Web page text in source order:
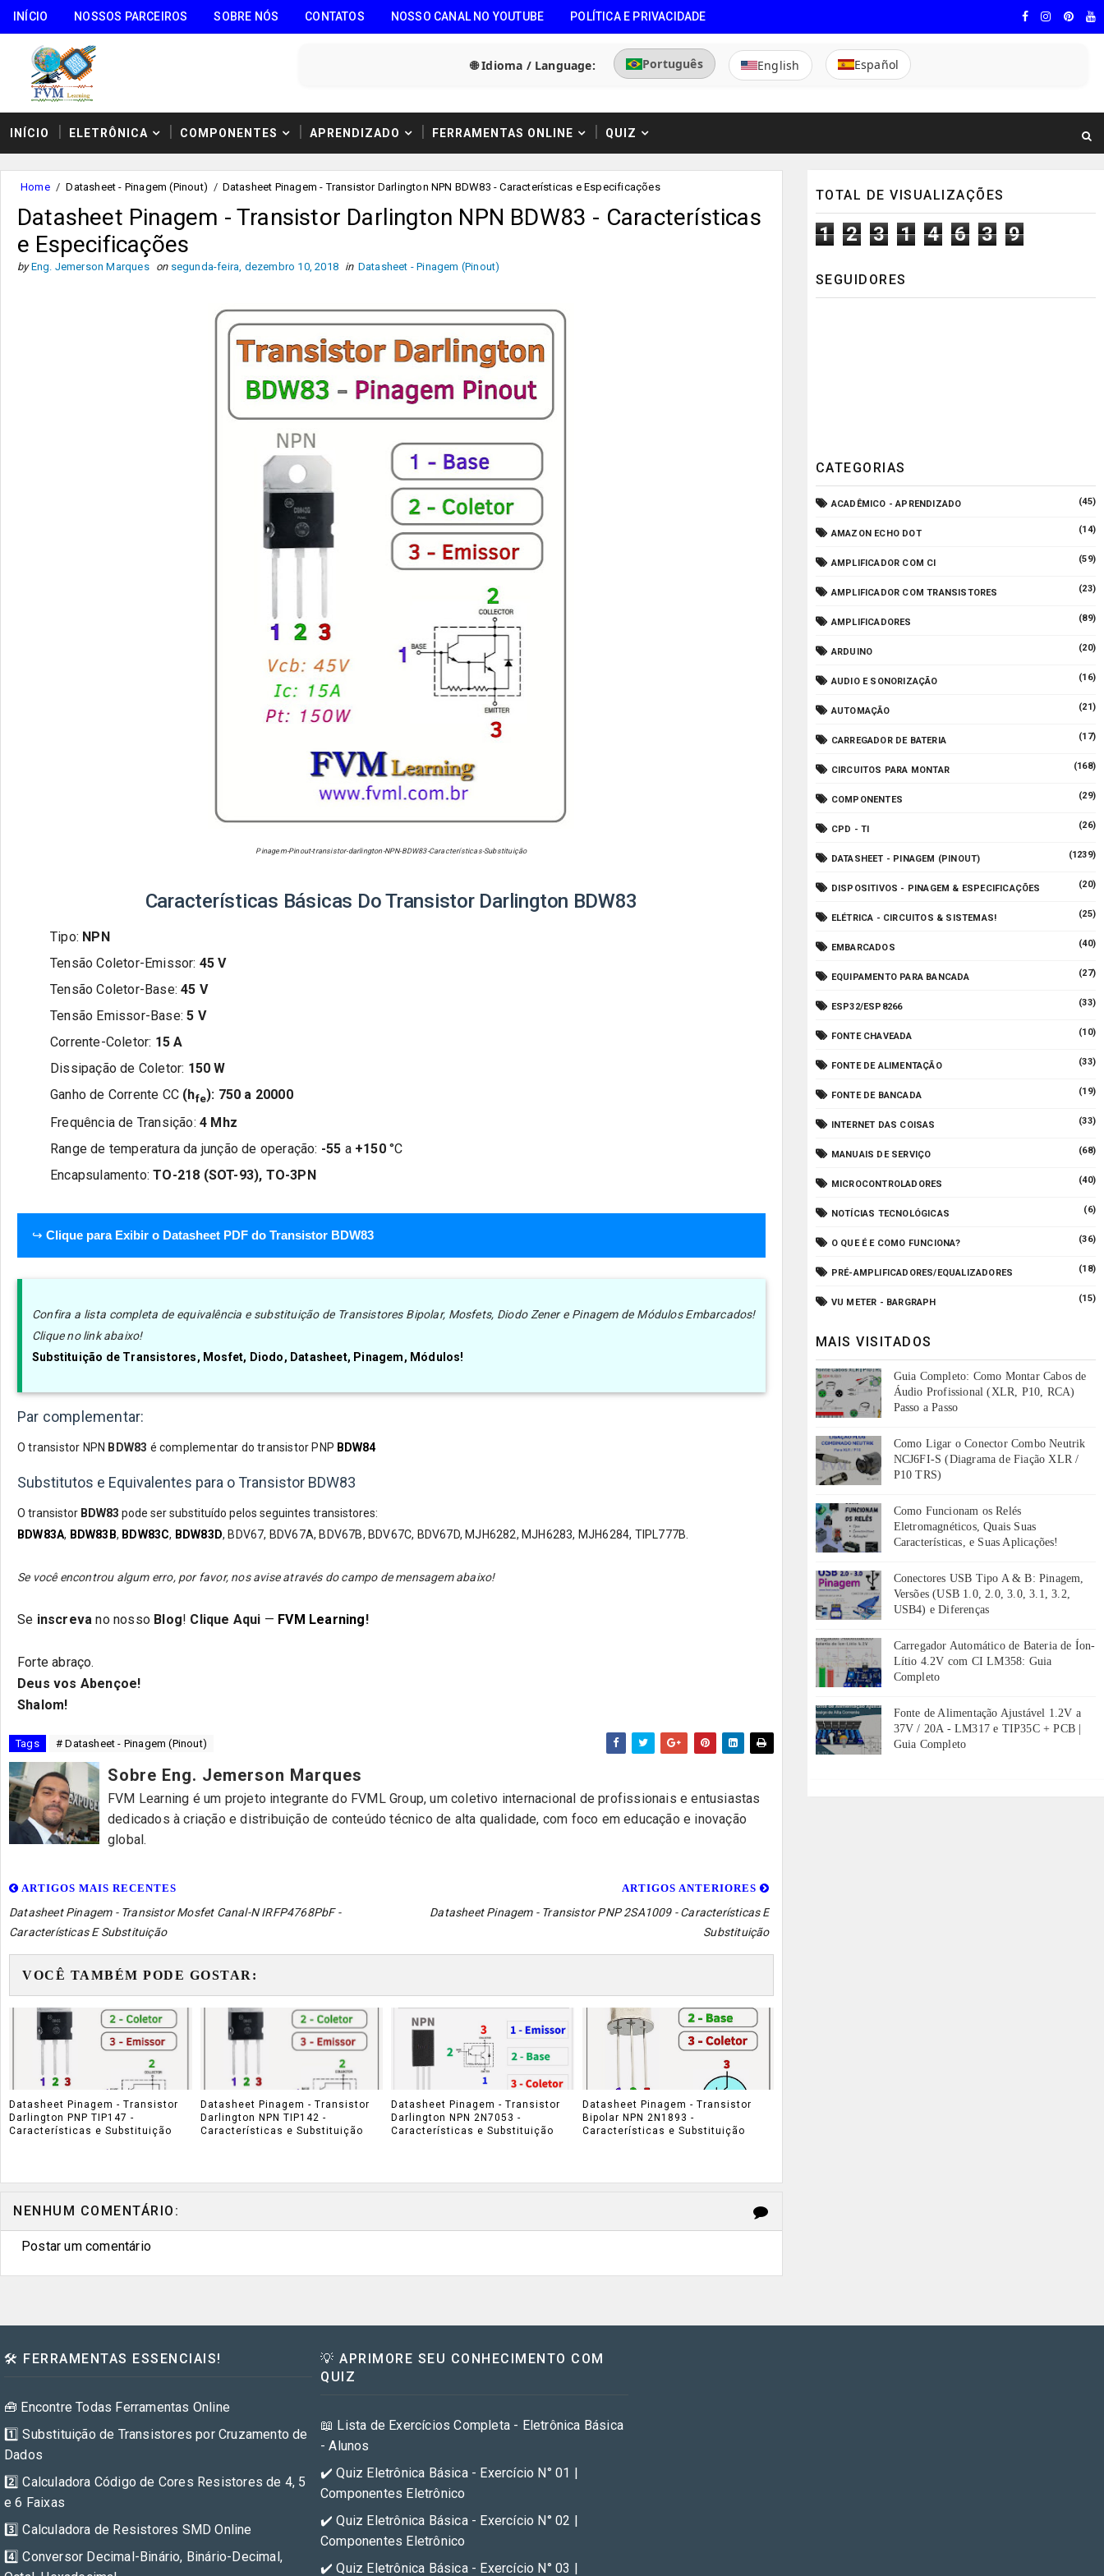
INÍCIO NOSSOS PARCEIROS SOBRE NÓS CONTATOS NOSSO CANAL NO YOUTUBE POLÍTICA E PRIVACIDADE
🌐 Idioma / Language: Português English Español
INÍCIO ELETRÔNICA COMPONENTES APRENDIZADO FERRAMENTAS ONLINE QUIZ
Home / Datasheet - Pinagem (Pinout) / Datasheet Pinagem - Transistor Darlington NPN BDW83 - Características e Especificações
Datasheet Pinagem - Transistor Darlington NPN BDW83 - Características
e Especificações
by Eng. Jemerson Marques on segunda-feira, dezembro 10, 2018 in Datasheet - Pinagem (Pinout)
Pinagem-Pinout-transistor-darlington-NPN-BDW83-Características-Substituição
Características Básicas Do Transistor Darlington BDW83
Tipo: NPN
Tensão Coletor-Emissor: 45 V
Tensão Coletor-Base:45 V
Tensão Emissor-Base:5 V
Corrente-Coletor: 15 A
Dissipação de Coletor: 150 W
Ganho de Corrente CC (hfe): 750 a 20000
Frequência de Transição: 4 Mhz
Range de temperatura da junção de operação: -55 a+150°C
Encapsulamento:TO-218 (SOT-93), TO-3PN
↪ Clique para Exibir o Datasheet PDF do Transistor BDW83
Confira a lista completa de equivalência e substituição de Transistores Bipolar, Mosfets, Diodo Zener e Pinagem de Módulos Embarcados!
Clique no link abaixo!
Substituição de Transistores, Mosfet, Diodo, Datasheet, Pinagem, Módulos!
Par complementar:
O transistor NPN BDW83 é complementar do transistor PNP BDW84
Substitutos e Equivalentes para o Transistor BDW83
O transistor BDW83 pode ser substituído pelos seguintes transistores:
BDW83A, BDW83B, BDW83C, BDW83D, BDV67, BDV67A, BDV67B, BDV67C, BDV67D, MJH6282, MJH6283, MJH6284, TIPL777B.
Se você encontrou algum erro, por favor, nos avise através do campo de mensagem abaixo!
Se inscreva no nosso Blog! Clique Aqui — FVM Learning!
Forte abraço.
Deus vos Abençoe!
Shalom!
Tags # Datasheet - Pinagem (Pinout)
Sobre Eng. Jemerson Marques
FVM Learning é um projeto integrante do FVML Group, um coletivo internacional de profissionais e entusiastas
dedicados à criação e distribuição de conteúdo técnico de alta qualidade, com foco em educação e inovação
global.
ARTIGOS MAIS RECENTES
Datasheet Pinagem - Transistor Mosfet Canal-N IRFP4768PbF -
Características E Substituição
ARTIGOS ANTERIORES
Datasheet Pinagem - Transistor PNP 2SA1009 - Características E
Substituição
VOCÊ TAMBÉM PODE GOSTAR:
Datasheet Pinagem - Transistor
Darlington PNP TIP147 -
Características e Substituição
Datasheet Pinagem - Transistor
Darlington NPN TIP142 -
Características e Substituição
Datasheet Pinagem - Transistor
Darlington NPN 2N7053 -
Características e Substituição
Datasheet Pinagem - Transistor
Bipolar NPN 2N1893 -
Características e Substituição
NENHUM COMENTÁRIO:
Postar um comentário
TOTAL DE VISUALIZAÇÕES
1 2 3 1 4 6 3 9
SEGUIDORES
CATEGORIAS
ACADÊMICO - APRENDIZADO (45)
AMAZON ECHO DOT (14)
AMPLIFICADOR COM CI (59)
AMPLIFICADOR COM TRANSISTORES (23)
AMPLIFICADORES (89)
ARDUINO (20)
AUDIO E SONORIZAÇÃO (16)
AUTOMAÇÃO (21)
CARREGADOR DE BATERIA (17)
CIRCUITOS PARA MONTAR (168)
COMPONENTES (29)
CPD - TI (26)
DATASHEET - PINAGEM (PINOUT) (1239)
DISPOSITIVOS - PINAGEM & ESPECIFICAÇÕES (20)
ELÉTRICA - CIRCUITOS & SISTEMAS! (25)
EMBARCADOS (40)
EQUIPAMENTO PARA BANCADA (27)
ESP32/ESP8266 (33)
FONTE CHAVEADA (10)
FONTE DE ALIMENTAÇÃO (33)
FONTE DE BANCADA (19)
INTERNET DAS COISAS (33)
MANUAIS DE SERVIÇO (68)
MICROCONTROLADORES (40)
NOTÍCIAS TECNOLÓGICAS (6)
O QUE É E COMO FUNCIONA? (36)
PRÉ-AMPLIFICADORES/EQUALIZADORES (18)
VU METER - BARGRAPH (15)
MAIS VISITADOS
Guia Completo: Como Montar Cabos de
Áudio Profissional (XLR, P10, RCA)
Passo a Passo
Como Ligar o Conector Combo Neutrik
NCJ6FI-S (Diagrama de Fiação XLR /
P10 TRS)
Como Funcionam os Relés
Eletromagnéticos, Quais Suas
Características, e Suas Aplicações!
Conectores USB Tipo A & B: Pinagem,
Versões (USB 1.0, 2.0, 3.0, 3.1, 3.2,
USB4) e Diferenças
Carregador Automático de Bateria de Íon-
Lítio 4.2V com CI LM358: Guia
Completo
Fonte de Alimentação Ajustável 1.2V a
37V / 20A - LM317 e TIP35C + PCB |
Guia Completo
🛠️ FERRAMENTAS ESSENCIAIS!
🧰 Encontre Todas Ferramentas Online
1️⃣ Substituição de Transistores por Cruzamento de
Dados
2️⃣ Calculadora Código de Cores Resistores de 4, 5
e 6 Faixas
3️⃣ Calculadora de Resistores SMD Online
4️⃣ Conversor Decimal-Binário, Binário-Decimal,
💡 APRIMORE SEU CONHECIMENTO COM
QUIZ
📖 Lista de Exercícios Completa - Eletrônica Básica
- Alunos
✔️ Quiz Eletrônica Básica - Exercício N° 01 |
Componentes Eletrônico
✔️ Quiz Eletrônica Básica - Exercício N° 02 |
Componentes Eletrônico
✔️ Quiz Eletrônica Básica - Exercício N° 03 |